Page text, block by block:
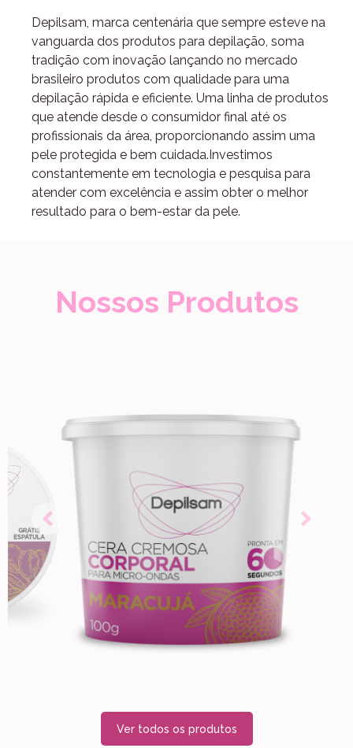
Depilsam, marca centenária que sempre esteve na
vanguarda dos produtos para depilação, soma
tradição com inovação lançando no mercado
brasileiro produtos com qualidade para uma
depilação rápida e eficiente. Uma linha de produtos
que atende desde o consumidor final até os
profissionais da área, proporcionando assim uma
pele protegida e bem cuidada.Investimos
constantemente em tecnologia e pesquisa para
atender com excelência e assim obter o melhor
resultado para o bem-estar da pele.
Nossos Produtos
Ver todos os produtos